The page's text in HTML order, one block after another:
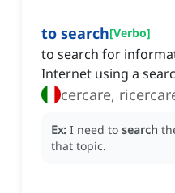
to search[Verbo]
to search for
Internet using a
cercare,
Ex: I need to search
that topic.